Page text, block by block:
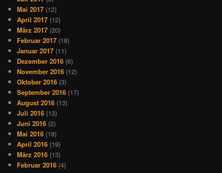
Mai 2017 (12)
April 2017 (12)
März 2017 (20)
Februar 2017 (18)
Januar 2017 (11)
Dezember 2016 (6)
November 2016 (12)
Oktober 2016 (3)
September 2016 (17)
August 2016 (13)
Juli 2016 (13)
Juni 2016 (2)
Mai 2016 (18)
April 2016 (19)
März 2016 (13)
Februar 2016 (4)